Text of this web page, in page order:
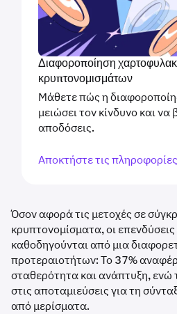
Διαφοροποίηση
κρυπτονομισμάτων
Μάθετε πώς η
μειώσει τον κίνδυνο και να
αποδόσεις.
Αποκτήστε τις πληροφορίες
Όσον αφορά τις μετοχές σε
κρυπτονομίσματα, οι
καθοδηγούνται από μια
προτεραιοτήτων: Το 37%
σταθερότητα και ανάπτυξη, ενώ
στις αποταμιεύσεις για τη
από μερίσματα.